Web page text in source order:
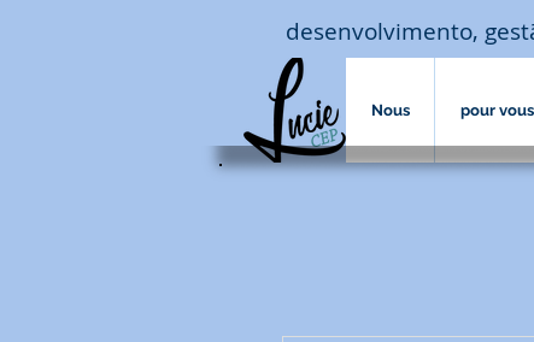
desenvolvimento,
Nous pour vous